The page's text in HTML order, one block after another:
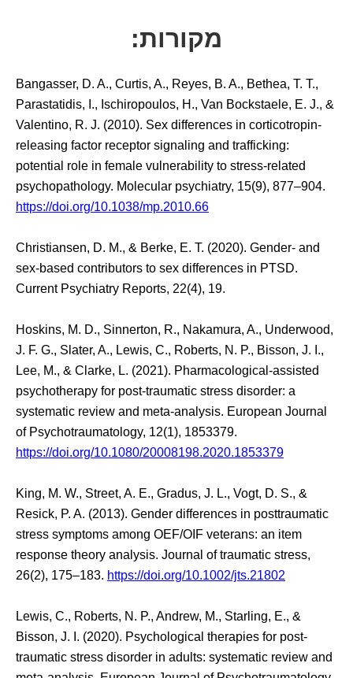
מקורות:
Bangasser, D. A., Curtis, A., Reyes, B. A., Bethea, T. T.,
Parastatidis, I., Ischiropoulos, H., Van Bockstaele, E. J., &
Valentino, R. J. (2010). Sex differences in corticotropin-
releasing factor receptor signaling and trafficking:
potential role in female vulnerability to stress-related
psychopathology. Molecular psychiatry, 15(9), 877–904.
https://doi.org/10.1038/mp.2010.66
Christiansen, D. M., & Berke, E. T. (2020). Gender- and
sex-based contributors to sex differences in PTSD.
Current Psychiatry Reports, 22(4), 19.
Hoskins, M. D., Sinnerton, R., Nakamura, A., Underwood,
J. F. G., Slater, A., Lewis, C., Roberts, N. P., Bisson, J. I.,
Lee, M., & Clarke, L. (2021). Pharmacological-assisted
psychotherapy for post-traumatic stress disorder: a
systematic review and meta-analysis. European Journal
of Psychotraumatology, 12(1), 1853379.
https://doi.org/10.1080/20008198.2020.1853379
King, M. W., Street, A. E., Gradus, J. L., Vogt, D. S., &
Resick, P. A. (2013). Gender differences in posttraumatic
stress symptoms among OEF/OIF veterans: an item
response theory analysis. Journal of traumatic stress,
26(2), 175–183. https://doi.org/10.1002/jts.21802
Lewis, C., Roberts, N. P., Andrew, M., Starling, E., &
Bisson, J. I. (2020). Psychological therapies for post-
traumatic stress disorder in adults: systematic review and